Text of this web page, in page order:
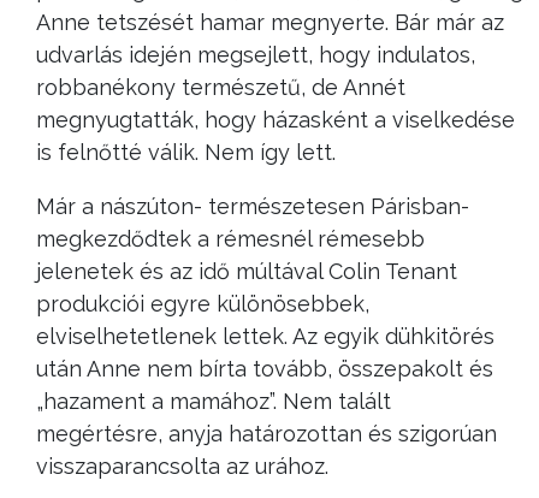
Anne tetszését hamar megnyerte. Bár már az
udvarlás idején megsejlett, hogy indulatos,
robbanékony természetű, de Annét
megnyugtatták, hogy házasként a viselkedése
is felnőtté válik. Nem így lett.
Már a nászúton- természetesen Párisban-
megkezdődtek a rémesnél rémesebb
jelenetek és az idő múltával Colin Tenant
produkciói egyre különösebbek,
elviselhetetlenek lettek. Az egyik dühkitörés
után Anne nem bírta tovább, összepakolt és
„hazament a mamához”. Nem talált
megértésre, anyja határozottan és szigorúan
visszaparancsolta az urához.